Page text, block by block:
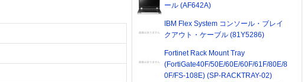
ール (AF642A)
IBM Flex System コンソール・ブレイ
クアウト・ケーブル (81Y5286)
Fortinet Rack Mount Tray
(FortiGate40F/50E/60E/60F/61F/80E/8
0F/FS-108E) (SP-RACKTRAY-02)